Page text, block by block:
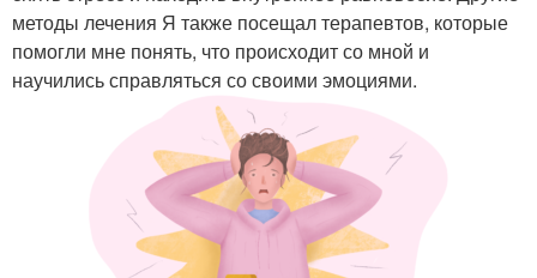
методы лечения Я также посещал терапевтов, которые
помогли мне понять, что происходит со мной и
научились справляться со своими эмоциями.